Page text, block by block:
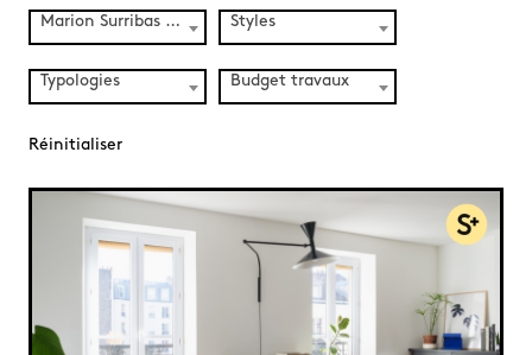
Marion Surribas (1) Styles
Typologies Budget travaux
Réinitialiser